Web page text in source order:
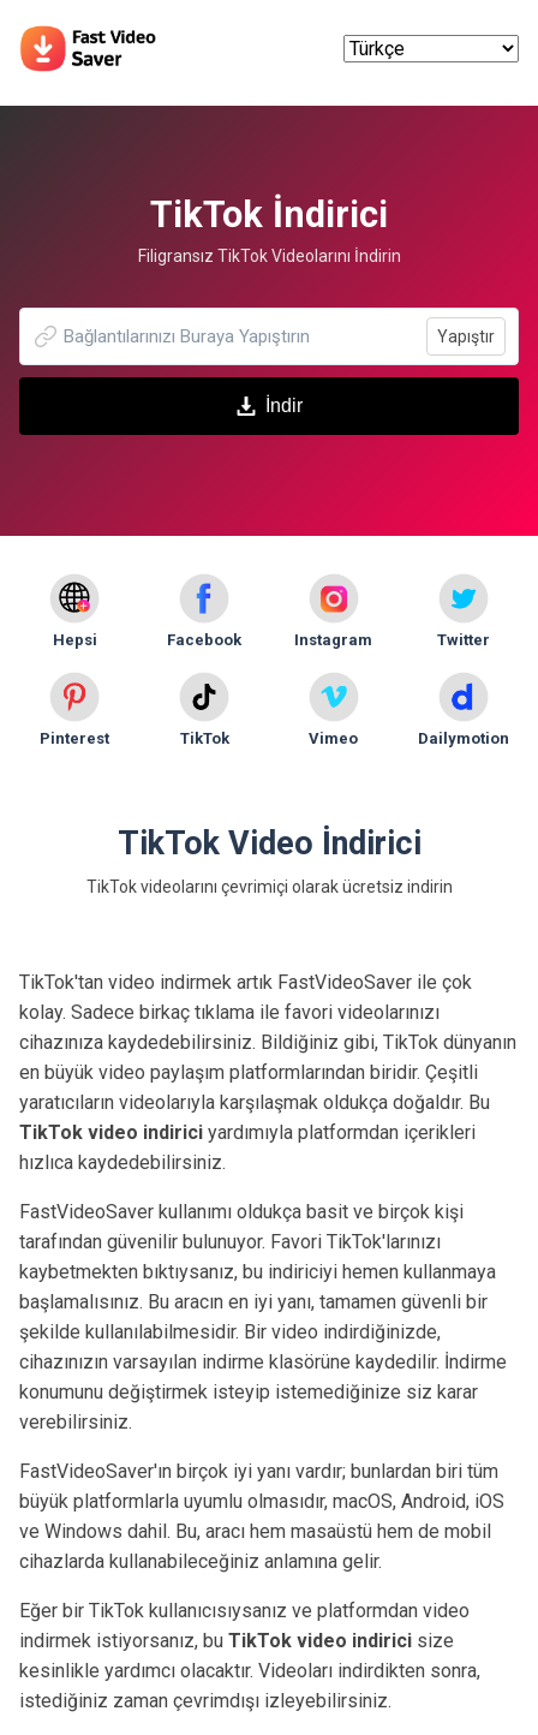
TikTok İndirici
Filigransız TikTok Videolarını İndirin
Yapıştır
İndir
Hepsi Facebook Instagram Twitter
Pinterest TikTok Vimeo Dailymotion
TikTok Video İndirici
TikTok videolarını çevrimiçi olarak ücretsiz indirin
TikTok'tan video indirmek artık FastVideoSaver ile çok
kolay. Sadece birkaç tıklama ile favori videolarınızı
cihazınıza kaydedebilirsiniz. Bildiğiniz gibi, TikTok dünyanın
en büyük video paylaşım platformlarından biridir. Çeşitli
yaratıcıların videolarıyla karşılaşmak oldukça doğaldır. Bu
TikTok video indirici yardımıyla platformdan içerikleri
hızlıca kaydedebilirsiniz.
FastVideoSaver kullanımı oldukça basit ve birçok kişi
tarafından güvenilir bulunuyor. Favori TikTok'larınızı
kaybetmekten bıktıysanız, bu indiriciyi hemen kullanmaya
başlamalısınız. Bu aracın en iyi yanı, tamamen güvenli bir
şekilde kullanılabilmesidir. Bir video indirdiğinizde,
cihazınızın varsayılan indirme klasörüne kaydedilir. İndirme
konumunu değiştirmek isteyip istemediğinize siz karar
verebilirsiniz.
FastVideoSaver'ın birçok iyi yanı vardır; bunlardan biri tüm
büyük platformlarla uyumlu olmasıdır, macOS, Android, iOS
ve Windows dahil. Bu, aracı hem masaüstü hem de mobil
cihazlarda kullanabileceğiniz anlamına gelir.
Eğer bir TikTok kullanıcısıysanız ve platformdan video
indirmek istiyorsanız, bu TikTok video indirici size
kesinlikle yardımcı olacaktır. Videoları indirdikten sonra,
istediğiniz zaman çevrimdışı izleyebilirsiniz.